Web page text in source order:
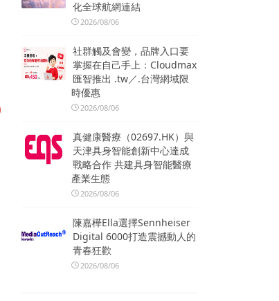
化全球航網連結
2026/08/06
社群觸及會變，品牌入口要
掌握在自己手上：Cloudmax
匯智推出 .tw／.台灣網域限
時優惠
2026/08/06
真健康醫療（02697.HK）與
天津具身智能創新中心達成
戰略合作 共建具身智能醫療
產業生態
2026/08/06
陳嘉樺Ella選擇Sennheiser
Digital 6000打造震撼動人的
青春狂歡
2026/08/06